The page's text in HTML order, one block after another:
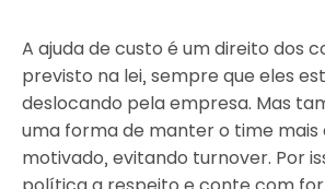
A ajuda de custo é um direito dos
previsto na lei, sempre que eles
deslocando pela empresa. Mas
uma forma de manter o time mais
motivado, evitando turnover. Por